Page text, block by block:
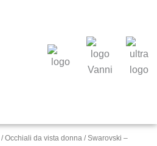
/Occhiali da vista donna / Swarovski –